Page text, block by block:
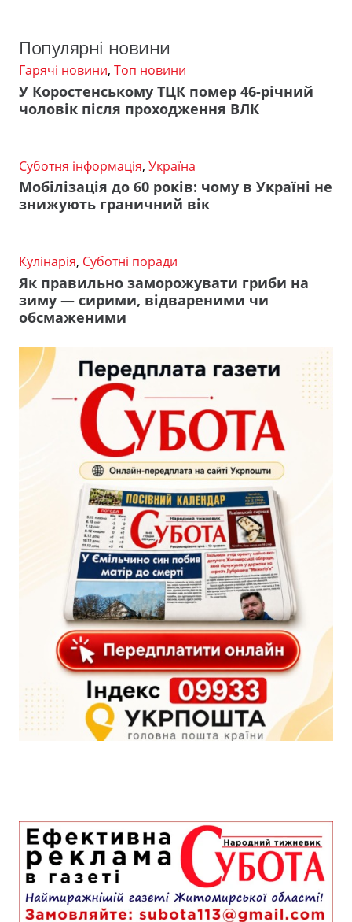
Популярні новини
Гарячі новини, Топ новини
У Коростенському ТЦК помер 46-річний
чоловік після проходження ВЛК
Суботня інформація, Україна
Мобілізація до 60 років: чому в Україні не
знижують граничний вік
Кулінарія, Суботні поради
Як правильно заморожувати гриби на
зиму — сирими, відвареними чи
обсмаженими